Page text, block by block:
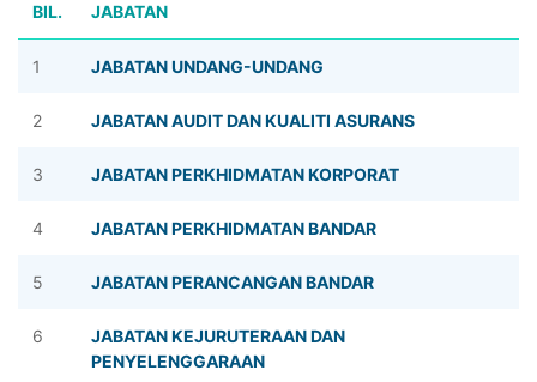
BIL. JABATAN
1 JABATAN UNDANG-UNDANG
2 JABATAN AUDIT DAN KUALITI ASURANS
3 JABATAN PERKHIDMATAN KORPORAT
4 JABATAN PERKHIDMATAN BANDAR
5 JABATAN PERANCANGAN BANDAR
6
JABATAN KEJURUTERAAN DAN
PENYELENGGARAAN